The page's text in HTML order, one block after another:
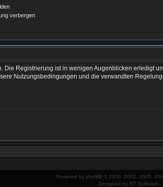
verbergen
Registrierung ist in wenigen Augenblicken erledigt
Nutzungsbedingungen und die verwandten
Powered by phpBB © 2000, 2002, 2005,
Designed by ST Software